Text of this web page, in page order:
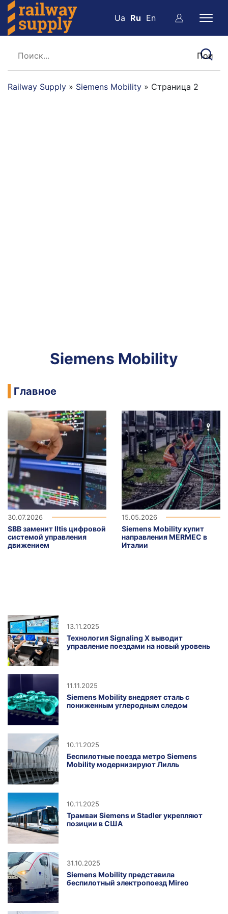
Ua Ru En
Railway Supply » Siemens Mobility » Страница 2
Siemens Mobility
Главное
30.07.2026
SBB заменит Iltis цифровой
системой управления
движением
15.05.2026
Siemens Mobility купит
направления MERMEC в
Италии
13.11.2025
Технология Signaling X выводит
управление поездами на новый уровень
11.11.2025
Siemens Mobility внедряет сталь с
пониженным углеродным следом
10.11.2025
Беспилотные поезда метро Siemens
Mobility модернизируют Лилль
10.11.2025
Трамваи Siemens и Stadler укрепляют
позиции в США
31.10.2025
Siemens Mobility представила
беспилотный электропоезд Mireo